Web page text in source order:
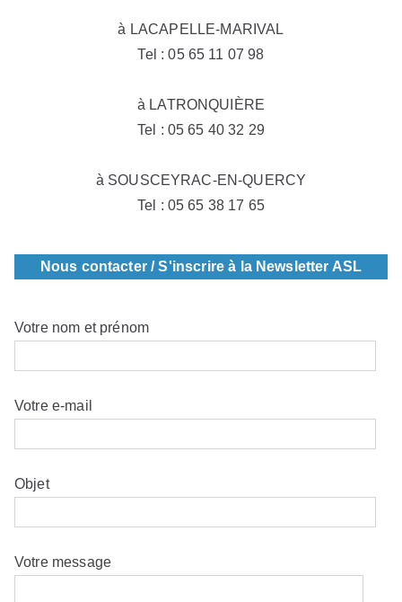
à LACAPELLE-MARIVAL
Tel : 05 65 11 07 98
à LATRONQUIÈRE
Tel : 05 65 40 32 29
à SOUSCEYRAC-EN-QUERCY
Tel : 05 65 38 17 65
Nous contacter / S'inscrire à la Newsletter ASL
Votre nom et prénom
Votre e-mail
Objet
Votre message